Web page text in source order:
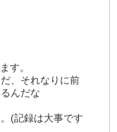
す。
、それなりに前
んだな
(記録は大事です